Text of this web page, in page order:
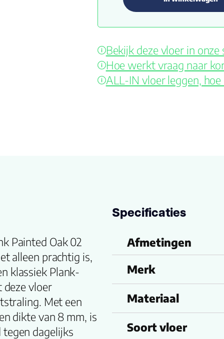
Bekijk deze vloer in
Hoe werkt vraag naar
ALL-IN vloer leggen,
Painted Oak 02
alleen prachtig is,
klassiek Plank-
deze vloer
Met een
dikte van 8 mm, is
dagelijks
Specificaties
Afmetingen
Merk
Materiaal
Soort vloer